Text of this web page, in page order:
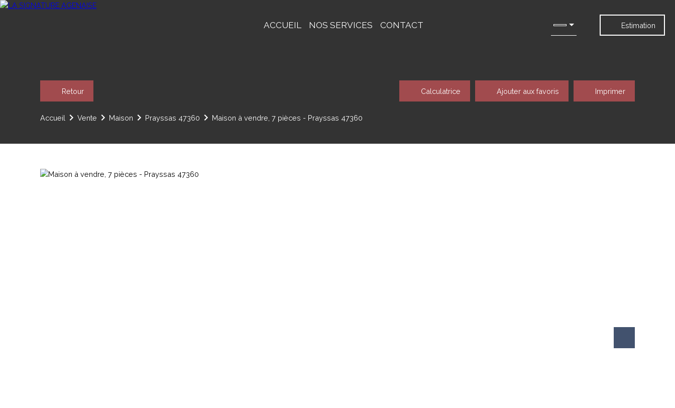
ACCUEIL NOS SERVICES CONTACT Estimation
Retour Calculatrice Ajouter aux favoris Imprimer
Accueil Vente Maison Prayssas 47360 Maison à vendre, 7 pièces - Prayssas 47360